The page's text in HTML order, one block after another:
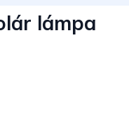
lámpa